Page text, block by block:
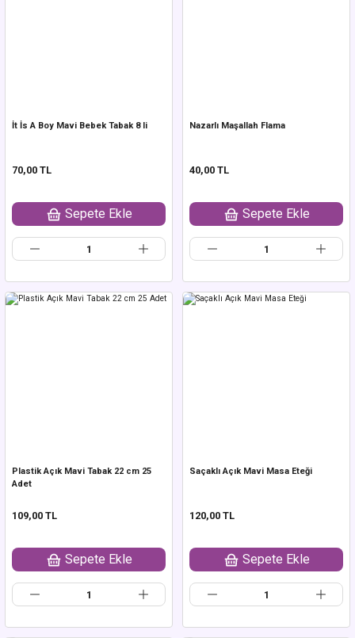
İt İs A Boy Mavi Bebek Tabak 8 li
70,00 TL
Sepete Ekle
Nazarlı Maşallah Flama
40,00 TL
Sepete Ekle
Plastik Açık Mavi Tabak 22 cm 25
Adet
109,00 TL
Sepete Ekle
Saçaklı Açık Mavi Masa Eteği
120,00 TL
Sepete Ekle